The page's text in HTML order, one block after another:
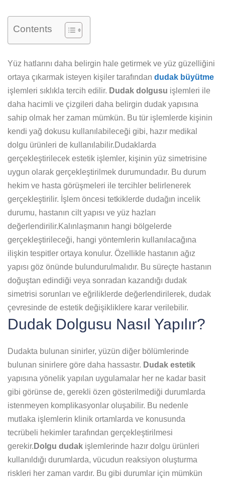
Contents
Yüz hatlarını daha belirgin hale getirmek ve yüz güzelliğini
ortaya çıkarmak isteyen kişiler tarafından dudak büyütme
işlemleri sıklıkla tercih edilir. Dudak dolgusu işlemleri ile
daha hacimli ve çizgileri daha belirgin dudak yapısına
sahip olmak her zaman mümkün. Bu tür işlemlerde kişinin
kendi yağ dokusu kullanılabileceği gibi, hazır medikal
dolgu ürünleri de kullanılabilir.Dudaklarda
gerçekleştirilecek estetik işlemler, kişinin yüz simetrisine
uygun olarak gerçekleştirilmek durumundadır. Bu durum
hekim ve hasta görüşmeleri ile tercihler belirlenerek
gerçekleştirilir. İşlem öncesi tetkiklerde dudağın incelik
durumu, hastanın cilt yapısı ve yüz hazları
değerlendirilir.Kalınlaşmanın hangi bölgelerde
gerçekleştirileceği, hangi yöntemlerin kullanılacağına
ilişkin tespitler ortaya konulur. Özellikle hastanın ağız
yapısı göz önünde bulundurulmalıdır. Bu süreçte hastanın
doğuştan edindiği veya sonradan kazandığı dudak
simetrisi sorunları ve eğriliklerde değerlendirilerek, dudak
çevresinde de estetik değişikliklere karar verilebilir.
Dudak Dolgusu Nasıl Yapılır?
Dudakta bulunan sinirler, yüzün diğer bölümlerinde
bulunan sinirlere göre daha hassastır. Dudak estetik
yapısına yönelik yapılan uygulamalar her ne kadar basit
gibi görünse de, gerekli özen gösterilmediği durumlarda
istenmeyen komplikasyonlar oluşabilir. Bu nedenle
mutlaka işlemlerin klinik ortamlarda ve konusunda
tecrübeli hekimler tarafından gerçekleştirilmesi
gerekir. Dolgu dudak işlemlerinde hazır dolgu ürünleri
kullanıldığı durumlarda, vücudun reaksiyon oluşturma
riskleri her zaman vardır. Bu gibi durumlar için mümkün